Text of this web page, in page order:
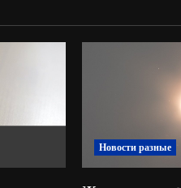
Новости разные